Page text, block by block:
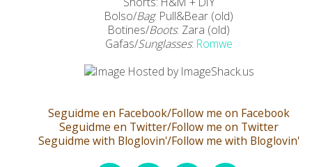
Bolso/Bag: Pull&Bear (old)
Botines/Boots: Zara (old)
Gafas/Sunglasses: Romwe
Seguidme en Facebook/Follow me on Facebook
Seguidme en Twitter/Follow me on Twitter
Seguidme with Bloglovin'/Follow me with Bloglovin'